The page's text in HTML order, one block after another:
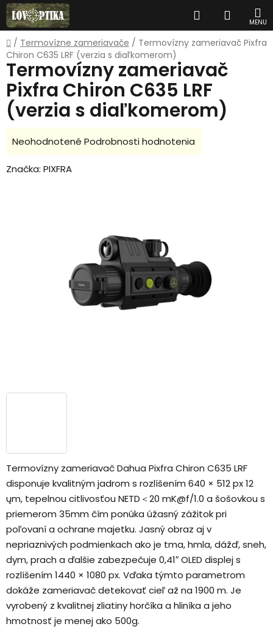
Prejsť
na
obsah
Hľadať
KOŠÍK
Domov
/ Termovízne zameriavače / Termovízny zameriavač Pixfra
Chiron C635 LRF (verzia s diaľkomerom)
Termovízny zameriavač Dahua Pixfra Chiron C635 LRF
disponuje kvalitným jadrom s rozlíšením 640 × 512 px 12
ųm, tepelnou citlivosťou NETD＜20 mK@f/1.0 a šošovkou s
priemerom 35mm čím ponúka úžasný zážitok pri
poľovaní a ochrane majetku. Jasný obraz aj v
nepriaznivých podmienkach ako je tma, hmla, dážď, sneh,
dym, prach a ďalšie zabezpečuje 0,41″ OLED displej s
rozlíšením 1440 × 1080 px. Vďaka týmto parametrom
dokáže zameriavač detekovať cieľ až na 1900 m. Je
vyrobený z kvalitnej zliatiny horčíka a hliníka a jeho
hmotnosť je menej ako 500g.
Termovízny zameriavač
Pixfra Chiron C635 LRF
(verzia s diaľkomerom)
Priemerné
produktu
Neohodnotené Podrobnosti hodnotenia
Značka: PIXFRA